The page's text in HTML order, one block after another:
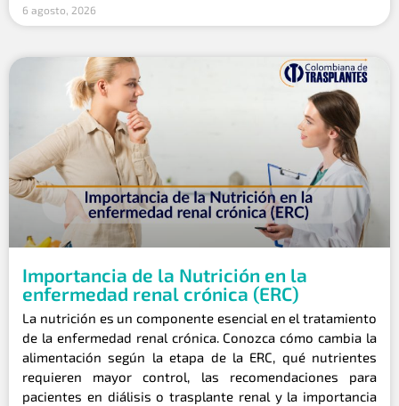
6 agosto, 2026
Importancia de la Nutrición en la
enfermedad renal crónica (ERC)
La nutrición es un componente esencial en el tratamiento
de la enfermedad renal crónica. Conozca cómo cambia la
alimentación según la etapa de la ERC, qué nutrientes
requieren mayor control, las recomendaciones para
pacientes en diálisis o trasplante renal y la importancia